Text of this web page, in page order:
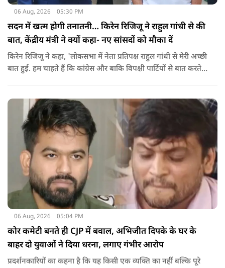
06 Aug, 2026 05:30 PM
सदन में खत्म होगी तनातनी… किरेन रिजिजू ने राहुल गांधी से की
बात, केंद्रीय मंत्री ने क्यों कहा- नए सांसदों को मौका दें
किरेन रिजिजू ने कहा, 'लोकसभा में नेता प्रतिपक्ष राहुल गांधी से मेरी अच्छी
बात हुई. हम चाहते हैं कि कांग्रेस और बाकि विपक्षी पार्टियों से बात करते
06 Aug, 2026 05:04 PM
कोर कमेटी बनते ही CJP में बवाल, अभिजीत दिपके के घर के
बाहर दो युवाओं ने दिया धरना, लगाए गंभीर आरोप
प्रदर्शनकारियों का कहना है कि यह किसी एक व्यक्ति का नहीं बल्कि पूरे